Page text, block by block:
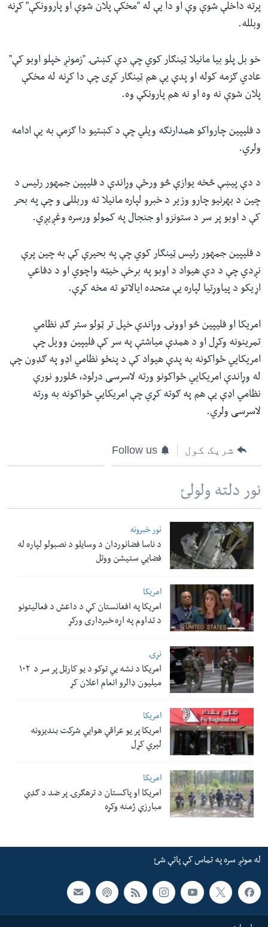
پرته داخلې شوې وې او دا یې له "مخکې پلان شوې او پاروونکې" کړنه
وبلله.
خو بل پلو بیا مانیلا ټینګار کوي چې دې کښتۍ "زمونږ خپلو اوبو کې"
عادي ګزمه کوله او پدې یې هم ټینګار کړی چې دا کړنه له مخکې
پلان شوې نه وه او نه هم پارونکې وه.
د فلیپین چارواکو همدارنګه ویلي چې د کښتیو دا ګزمې به یې ادامه
ولري.
د دې پیښې څخه یوازې څو ورځې وړاندې د فلیپین جمهور رئیس د
چین د بهرنیو چارو وزیر د خبرو لپاره مانیلا ته وربللی و چې په بحر
کې د اوبو پر سر د ستونزو او جنجال په کمولو ورسره وغږیږي.
د فلیپین جمهور رئیس ټینګار کوي چې په بحیرې کې به چین پرې
نږدي چې د دې هیواد د اوبو په برخې خیټه واچوي او د دفاعي
اړیکو د پیاوړتیا لپاره یې متحده ایالاتو ته مخه کړې.
امریکا او فلیپین څو اوونۍ وړاندې خپل تر ټولو ستر ګډ نظامي
تمرینونه وکړل او د همدې میاشتې په سر کې فلیپین وویل چې
امریکایي ځواکونه به پدې هیواد کې د پنځو نظامي اډو په ګډون چې
له وړاندې امریکایي ځواکونو ورته لاسرسی درلود، څلورو نورې
نظامي اډې یې هم په ګوته کړي چې امریکایي ځواکونه به ورته
لاسرسی ولري.
شریک کول Follow us
نور دلته ولولئ
نور خبرونه
د ناسا فضانوردان د وسایلو د نصبولو لپاره له
فضایي ستیشن ووتل
امریکا
امریکا په افغانستان کې د داعش د فعالیتونو
د تداوم په اړه خبرداری ورکړ
نړۍ
امریکا د نشه یي توکو د یو کارټل پر سر د ۱۰۲
میلیون ډالرو انعام اعلان کړ
امریکا
امریکا پر یو عراقي هوایي شرکت بندیزونه
لېري کړل
امریکا
امریکا او پاکستان د ترهګرۍ پر ضد د ګډې
مبارزې ژمنه وکړه
له مونږ سره په تماس کې پاتې شئ